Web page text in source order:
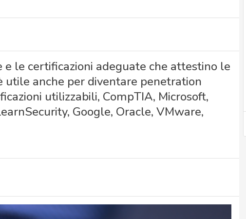
e le certificazioni adeguate che attestino le
utile anche per diventare penetration
utilizzabili, CompTIA, Microsoft,
Google, Oracle, VMware,